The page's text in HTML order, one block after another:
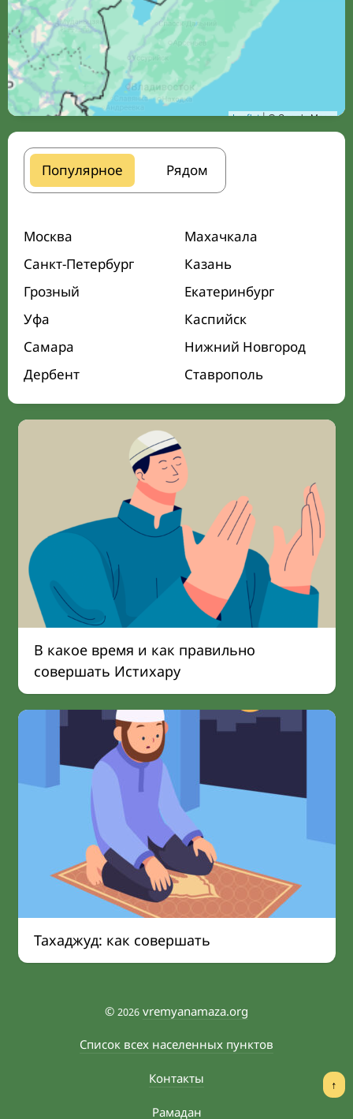
Leaflet| © Google Maps
Популярное Рядом
Москва
Махачкала
Санкт-Петербург
Казань
Грозный
Екатеринбург
Уфа
Каспийск
Самара
Нижний Новгород
Дербент
Ставрополь
В какое время и как правильно
совершать Истихару
Тахаджуд: как совершать
© 2026 vremyanamaza.org
Список всех населенных пунктов
Контакты
Рамадан
↑